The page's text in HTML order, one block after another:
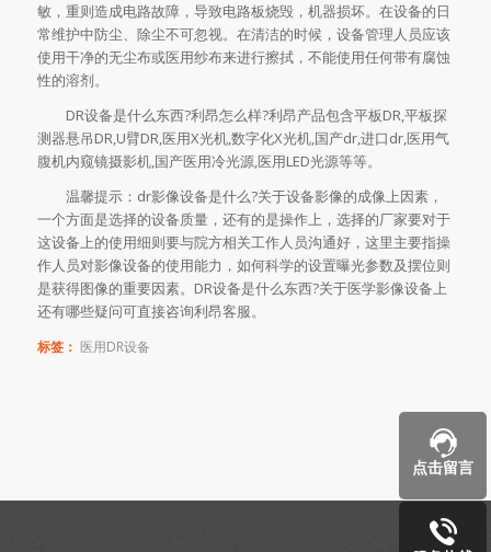
敏，重则造成电路故障，导致电路板烧毁，机器损坏。在设备的日
常维护中防尘、除尘不可忽视。在清洁的时候，设备管理人员应该
使用干净的无尘布或医用纱布来进行擦拭，不能使用任何带有腐蚀
性的溶剂。
DR设备是什么东西?利昂怎么样?利昂产品包含平板DR,平板探
测器悬吊DR,U臂DR,医用X光机,数字化X光机,国产dr,进口dr,医用气
腹机内窥镜摄影机,国产医用冷光源,医用LED光源等等。
温馨提示：dr影像设备是什么?关于设备影像的成像上因素，
一个方面是选择的设备质量，还有的是操作上，选择的厂家要对于
这设备上的使用细则要与院方相关工作人员沟通好，这里主要指操
作人员对影像设备的使用能力，如何科学的设置曝光参数及摆位则
是获得图像的重要因素。DR设备是什么东西?关于医学影像设备上
还有哪些疑问可直接咨询利昂客服。
标签： 医用DR设备
点击留言